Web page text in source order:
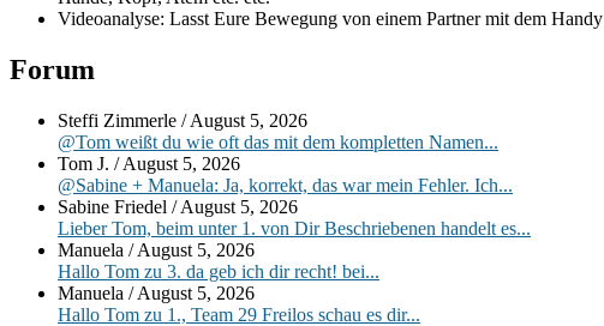
Videoanalyse: Lasst Eure Bewegung von einem Partner mit dem
Primärer
Widgetbereich
Forum
Steffi Zimmerle /August 5, 2026
@Tom weißt du wie oft das mit dem kompletten Namen...
Tom J. /August 5, 2026
@Sabine + Manuela: Ja, korrekt, das war mein Fehler. Ich...
Sabine Friedel /August 5, 2026
Lieber Tom, beim unter 1. von Dir Beschriebenen handelt es...
Manuela /August 5, 2026
Hallo Tom zu 3. da geb ich dir recht! bei...
Manuela /August 5, 2026
Hallo Tom zu 1., Team 29 Freilos schau es dir...